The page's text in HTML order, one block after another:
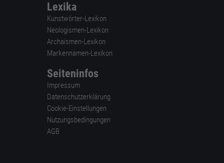
Lexika
Kunstwörter-Lexikon
Neologismen-Lexikon
Archaismen-Lexikon
Markennamen-Lexikon
Seiteninfos
Impressum
Datenschutzerklärung
Cookie-Einstellungen
Nutzungsbedingungen
AGB